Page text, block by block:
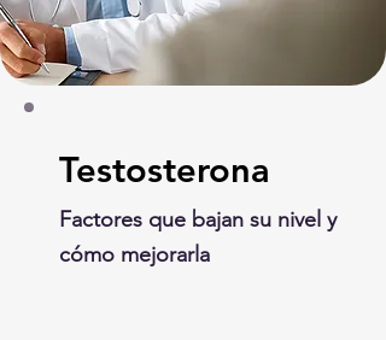
Testosterona
Factores que bajan su nivel y
cómo mejorarla